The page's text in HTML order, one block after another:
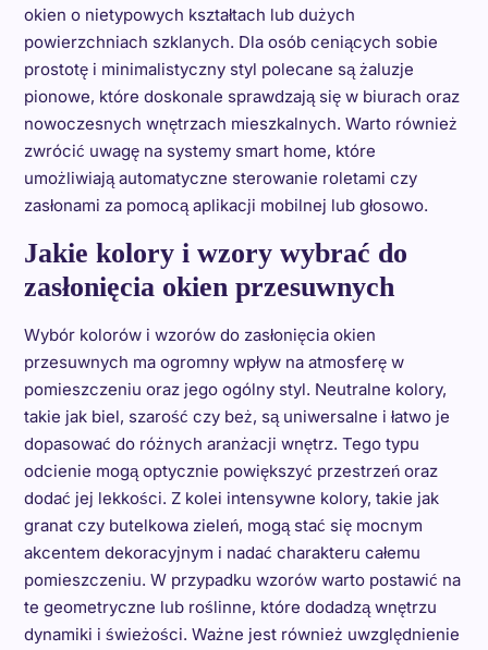
okien o nietypowych kształtach lub dużych
powierzchniach szklanych. Dla osób ceniących sobie
prostotę i minimalistyczny styl polecane są żaluzje
pionowe, które doskonale sprawdzają się w biurach oraz
nowoczesnych wnętrzach mieszkalnych. Warto również
zwrócić uwagę na systemy smart home, które
umożliwiają automatyczne sterowanie roletami czy
zasłonami za pomocą aplikacji mobilnej lub głosowo.
Jakie kolory i wzory wybrać do
zasłonięcia okien przesuwnych
Wybór kolorów i wzorów do zasłonięcia okien
przesuwnych ma ogromny wpływ na atmosferę w
pomieszczeniu oraz jego ogólny styl. Neutralne kolory,
takie jak biel, szarość czy beż, są uniwersalne i łatwo je
dopasować do różnych aranżacji wnętrz. Tego typu
odcienie mogą optycznie powiększyć przestrzeń oraz
dodać jej lekkości. Z kolei intensywne kolory, takie jak
granat czy butelkowa zieleń, mogą stać się mocnym
akcentem dekoracyjnym i nadać charakteru całemu
pomieszczeniu. W przypadku wzorów warto postawić na
te geometryczne lub roślinne, które dodadzą wnętrzu
dynamiki i świeżości. Ważne jest również uwzględnienie